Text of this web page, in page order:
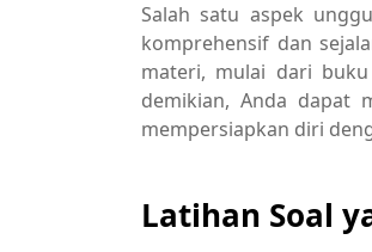
Salah satu aspek
komprehensif dan
materi, mulai dari
demikian, Anda dapat
mempersiapkan diri
Latihan Soal